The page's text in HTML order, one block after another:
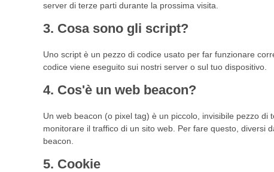
server di terze parti durante la prossima visita.
3. Cosa sono gli script?
Uno script è un pezzo di codice usato per far funzionare
codice viene eseguito sui nostri server o sul tuo dispositivo.
4. Cos'è un web beacon?
Un web beacon (o pixel tag) è un piccolo, invisibile pezzo
monitorare il traffico di un sito web. Per fare questo, diversi
beacon.
5. Cookie